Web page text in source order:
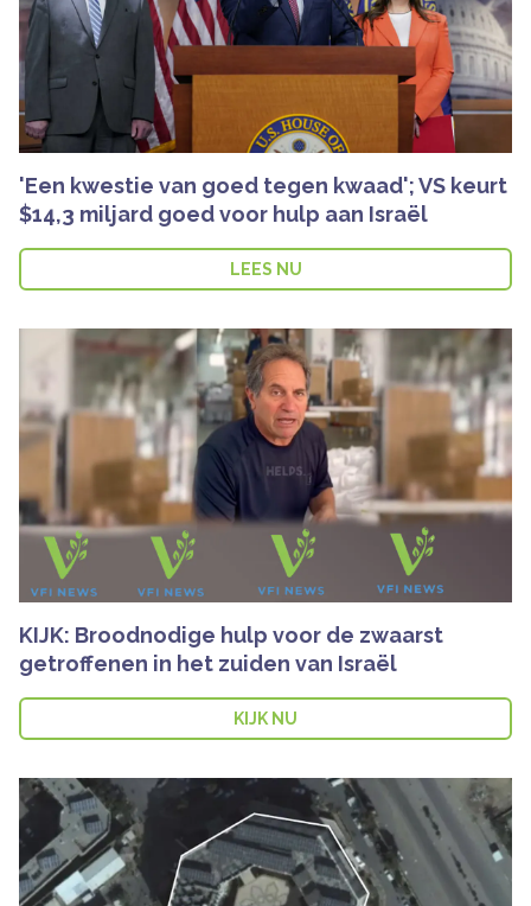
'Een kwestie van goed tegen kwaad'; VS keurt
$14,3 miljard goed voor hulp aan Israël
LEES NU
KIJK: Broodnodige hulp voor de zwaarst
getroffenen in het zuiden van Israël
KIJK NU